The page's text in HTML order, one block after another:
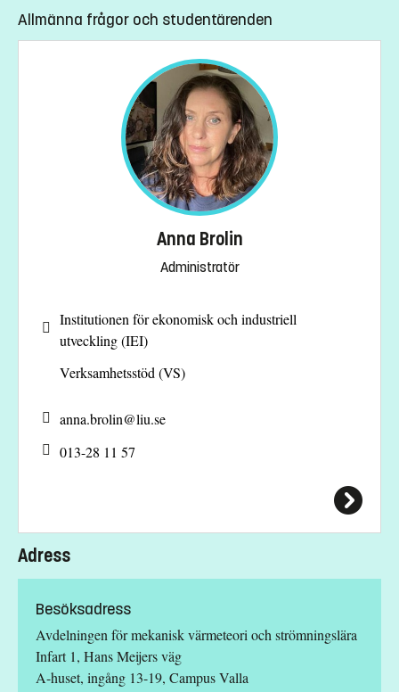
Allmänna frågor och studentärenden
Anna Brolin
Administratör
Institutionen för ekonomisk och industriell
utveckling (IEI)
Verksamhetsstöd (VS)
anna.brolin@liu.se
013-28 11 57
Adress
Besöksadress
Avdelningen för mekanisk värmeteori och strömningslära
Infart 1, Hans Meijers väg
A-huset, ingång 13-19, Campus Valla